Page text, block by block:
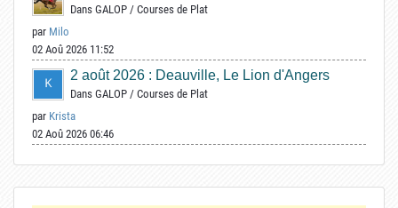
Dans GALOP / Courses de Plat
par Milo
02 Aoû 2026 11:52
2 août 2026 : Deauville, Le Lion d'Angers
Dans GALOP / Courses de Plat
par Krista
02 Aoû 2026 06:46